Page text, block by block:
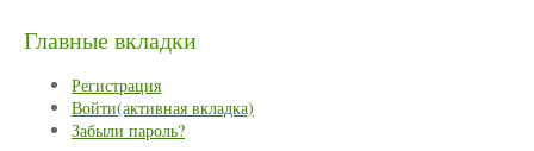
Главные вкладки
Регистрация
Войти(активная вкладка)
Забыли пароль?